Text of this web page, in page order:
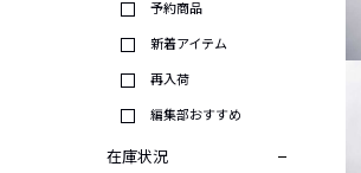
予約商品
新着アイテム
再入荷
編集部おすすめ
在庫状況